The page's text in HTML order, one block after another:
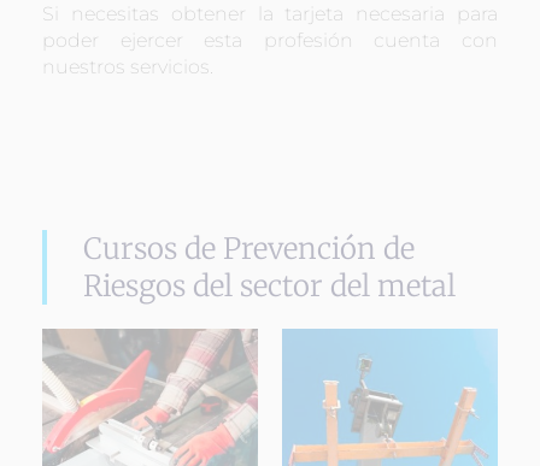
Si necesitas obtener la tarjeta necesaria para
poder ejercer esta profesión cuenta con
nuestros servicios.
Cursos de Prevención de
Riesgos del sector del metal